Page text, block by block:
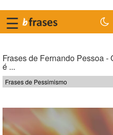
☰
Frases de Fernando Pessoa
é ...
Frases de Pessimismo